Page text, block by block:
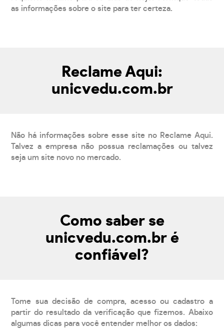
as informações sobre o site para ter certeza.
Reclame Aqui:
unicvedu.com.br
Não há informações sobre esse site no Reclame Aqui.
Talvez a empresa não possua reclamações ou talvez
seja um site novo no mercado.
Como saber se
unicvedu.com.br é
confiável?
Tome sua decisão de compra, acesso ou cadastro a
partir do resultado da verificação que fizemos. Abaixo
algumas dicas para você entender melhor os dados: